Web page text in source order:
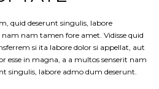
quid deserunt singulis, labore
nam tamen fore amet. Vidisse quid
si ita labore dolor si appellat, aut
esse in magna, a a multos senserit nam
singulis, labore admo dum deserunt.